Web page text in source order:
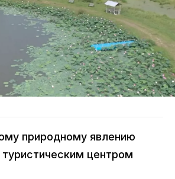
природному явлению
туристическим центром